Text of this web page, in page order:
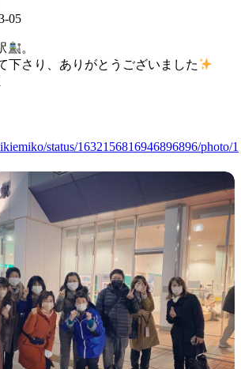
05
。
下さり、ありがとうございました
status/1632156816946896896/photo/1